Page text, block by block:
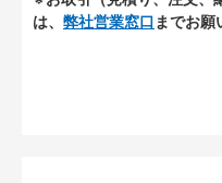
は、 弊社営業窓口 までお願